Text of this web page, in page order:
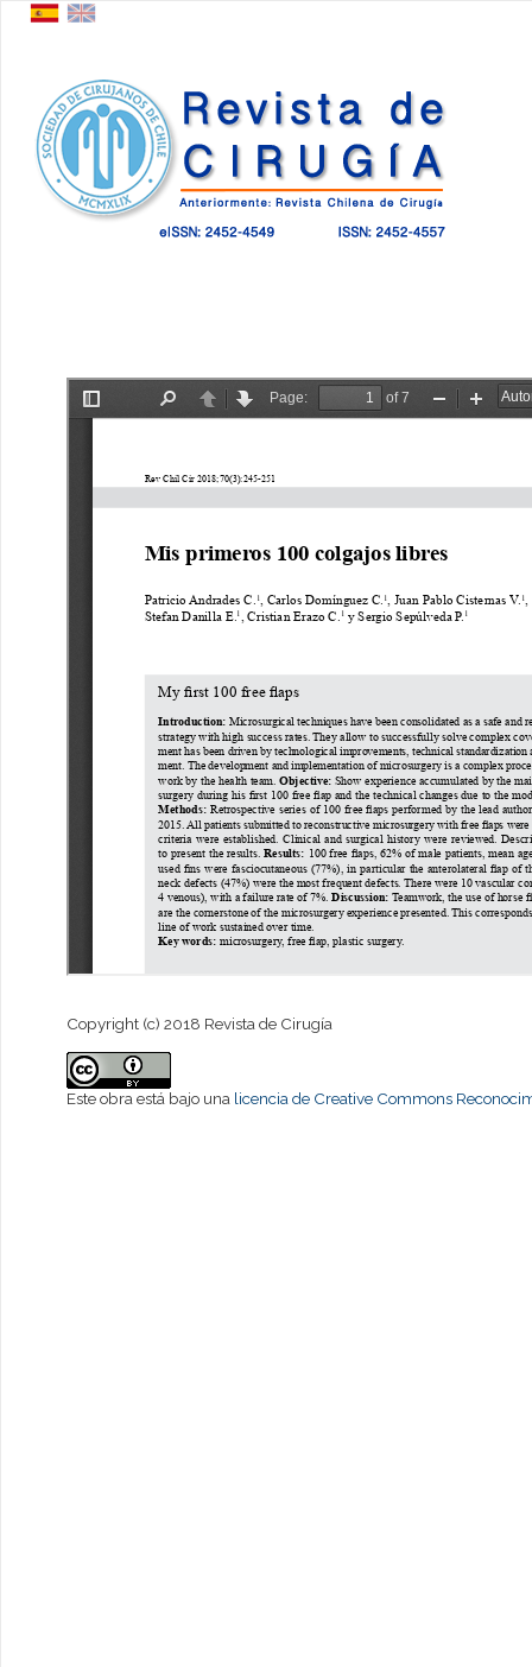
Copyright (c) 2018 Revista de Cirugía
Este obra está bajo una licencia de Creative Commons